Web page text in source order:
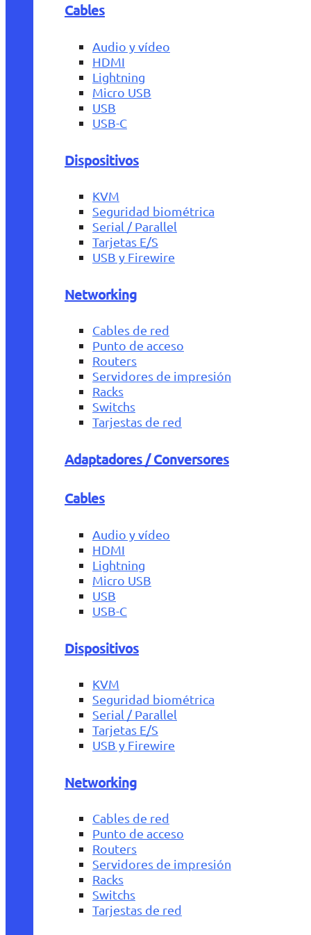
Cables
Audio y vídeo
HDMI
Lightning
Micro USB
USB
USB-C
Dispositivos
KVM
Seguridad biométrica
Serial / Parallel
Tarjetas E/S
USB y Firewire
Networking
Cables de red
Punto de acceso
Routers
Servidores de impresión
Racks
Switchs
Tarjestas de red
Adaptadores / Conversores
Cables
Audio y vídeo
HDMI
Lightning
Micro USB
USB
USB-C
Dispositivos
KVM
Seguridad biométrica
Serial / Parallel
Tarjetas E/S
USB y Firewire
Networking
Cables de red
Punto de acceso
Routers
Servidores de impresión
Racks
Switchs
Tarjestas de red